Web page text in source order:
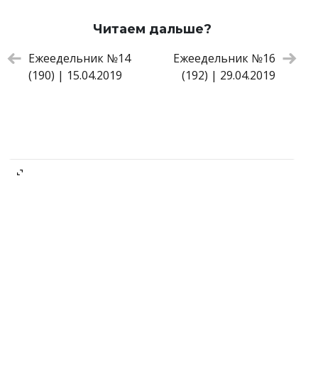
Читаем дальше?
Ежеедельник №14
(190) | 15.04.2019
Ежеедельник №16
(192) | 29.04.2019